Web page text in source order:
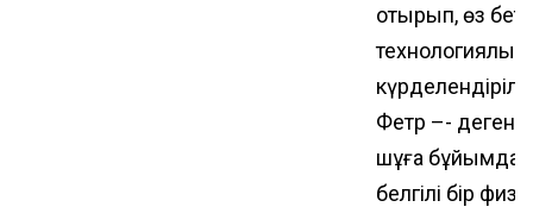
отырып, өз
Фетр –-
шұға
белгілі бір